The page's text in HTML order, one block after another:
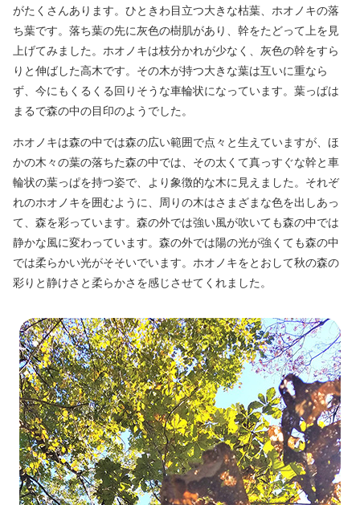
がたくさんあります。ひときわ目立つ大きな枯葉、ホオノキの落
ち葉です。落ち葉の先に灰色の樹肌があり、幹をたどって上を見
上げてみました。ホオノキは枝分かれが少なく、灰色の幹をすら
りと伸ばした高木です。その木が持つ大きな葉は互いに重なら
ず、今にもくるくる回りそうな車輪状になっています。葉っぱは
まるで森の中の目印のようでした。
ホオノキは森の中では森の広い範囲で点々と生えていますが、ほ
かの木々の葉の落ちた森の中では、その太くて真っすぐな幹と車
輪状の葉っぱを持つ姿で、より象徴的な木に見えました。それぞ
れのホオノキを囲むように、周りの木はさまざまな色を出しあっ
て、森を彩っています。森の外では強い風が吹いても森の中では
静かな風に変わっています。森の外では陽の光が強くても森の中
では柔らかい光がそそいでいます。ホオノキをとおして秋の森の
彩りと静けさと柔らかさを感じさせてくれました。